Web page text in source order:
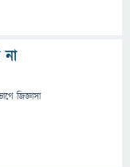
জিজ্ঞাসা